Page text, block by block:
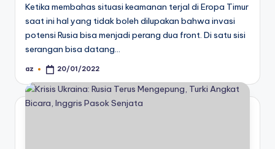
Ketika membahas situasi keamanan terjal di Eropa Timur
saat ini hal yang tidak boleh dilupakan bahwa invasi
potensi Rusia bisa menjadi perang dua front. Di satu sisi
serangan bisa datang…
Posted
az 20/01/2022